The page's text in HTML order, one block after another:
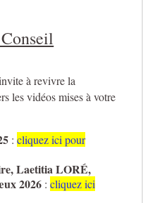
à revivre la
les vidéos mises à votre
:cliquez ici pour
Laetitia LORÉ,
2026 :cliquez ici